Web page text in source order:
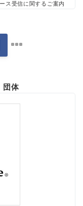
ス受信に関するご案内
団体